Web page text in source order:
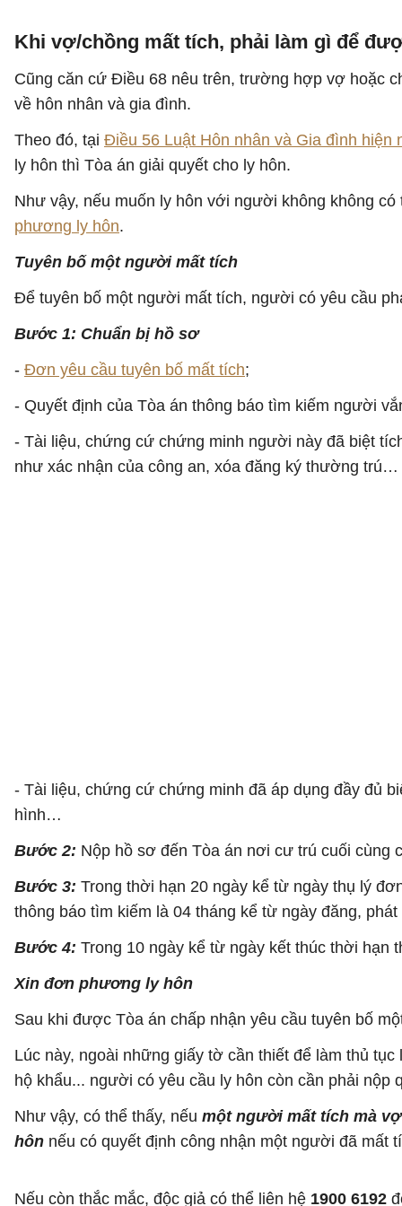
Khi vợ/chồng mất tích, phải làm gì để
Cũng căn cứ Điều 68 nêu trên, trường hợp vợ hoặc
về hôn nhân và gia đình.
Theo đó, tại Điều 56 Luật Hôn nhân và Gia đình hiện
ly hôn thì Tòa án giải quyết cho ly hôn.
Như vậy, nếu muốn ly hôn với người không không
phương ly hôn.
Tuyên bố một người mất tích
Để tuyên bố một người mất tích, người có yêu cầu
Bước 1: Chuẩn bị hồ sơ
- Đơn yêu cầu tuyên bố mất tích;
- Quyết định của Tòa án thông báo tìm kiếm người
- Tài liệu, chứng cứ chứng minh người này đã biệt
như xác nhận của công an, xóa đăng ký thường trú…
- Tài liệu, chứng cứ chứng minh đã áp dụng đầy đủ
hình…
Bước 2: Nộp hồ sơ đến Tòa án nơi cư trú cuối
Bước 3: Trong thời hạn 20 ngày kể từ ngày thụ lý
thông báo tìm kiếm là 04 tháng kể từ ngày đăng,
Bước 4: Trong 10 ngày kể từ ngày kết thúc thời hạn
Xin đơn phương ly hôn
Sau khi được Tòa án chấp nhận yêu cầu tuyên bố
Lúc này, ngoài những giấy tờ cần thiết để làm thủ
hộ khẩu... người có yêu cầu ly hôn còn cần phải
Như vậy, có thể thấy, nếu một người mất tích mà
hôn nếu có quyết định công nhận một người đã mất
Nếu còn thắc mắc, độc giả có thể liên hệ 1900 6192